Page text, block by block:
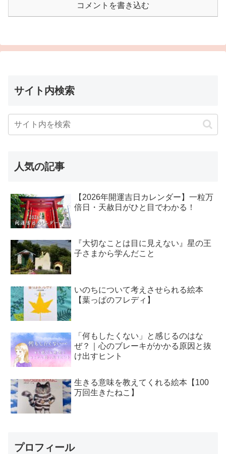
コメントを書き込む
サイト内検索
人気の記事
【2026年開運吉日カレンダー】一粒万
倍日・天赦日がひと目でわかる！
『大切なことは目に見えない』星の王
子さまから学んだこと
いのちについて考えさせられる絵本
【葉っぱのフレディ】
「何もしたくない」と感じるのはな
ぜ？｜心のブレーキがかかる原因と抜
け出すヒント
生きる意味を教えてくれる絵本【100
万回生きたねこ】
プロフィール